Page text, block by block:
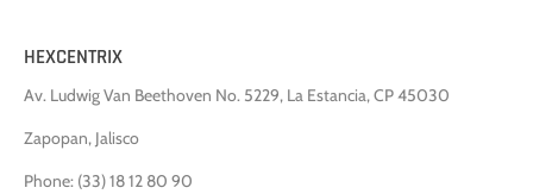
HEXCENTRIX
Av. Ludwig Van Beethoven No. 5229, La Estancia, CP 45030
Zapopan, Jalisco
Phone: (33) 18 12 80 90